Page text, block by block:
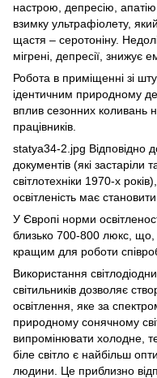
настрою, депресію,
взимку ультрафіолету,
щастя – серотоніну.
мігрені, депресії, знижує
Робота в приміщенні зі
ідентичним природному
вплив сезонних коливань
працівників.
statya34-2.jpg Відповідно
документів (які застаріли
світлотехніки 1970-х
освітленість має
У Європі норми
близько 700-800 люкс, що,
кращим для роботи
Використання
світильників дозволяє
освітлення, яке за
природному сонячному
випромінювати холодне,
біле світло є найбільш
людини. Це приблизно